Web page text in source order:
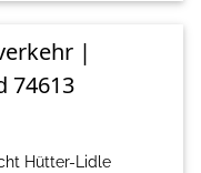
|
74613
Hütter-Lidle